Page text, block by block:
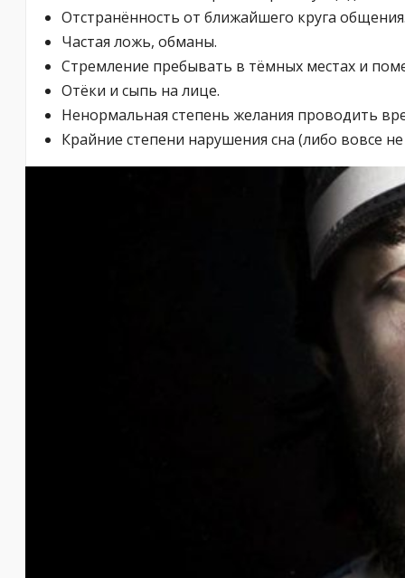
Отстранённость от ближайшего круга
Частая ложь, обманы.
Стремление пребывать в тёмных местах и
Отёки и сыпь на лице.
Ненормальная степень желания проводить
Крайние степени нарушения сна (либо вовсе